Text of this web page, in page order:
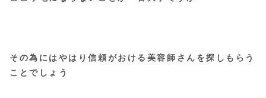
その為にはやはり信頼がおける美容師さんを探しもらう
ことでしょう